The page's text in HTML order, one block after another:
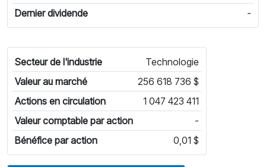
Dernier dividende
-
Secteur de l'industrie
Technologie
Valeur au marché
256 618 736 $
Actions en circulation
1 047 423 411
Valeur comptable par action
-
Bénéfice par action
0,01 $